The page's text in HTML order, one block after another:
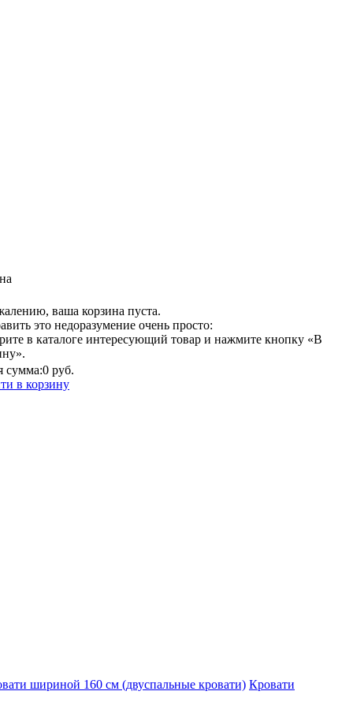
ваша корзина пуста.
это недоразумение очень просто:
в каталоге интересующий товар и нажмите кнопку «В
сумма:0 руб.
в корзину
шириной 160 см (двуспальные кровати) Кровати